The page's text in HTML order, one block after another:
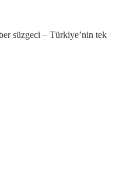
süzgeci – Türkiye’nin tek